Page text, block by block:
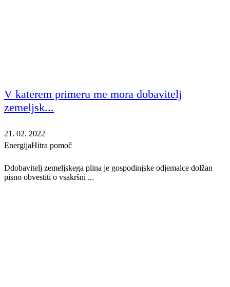
V katerem primeru me mora dobavitelj
zemeljsk...
21. 02. 2022
EnergijaHitra pomoč
Ddobavitelj zemeljskega plina je gospodinjske odjemalce dolžan
pisno obvestiti o vsakršni ...